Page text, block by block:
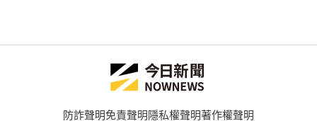
防詐聲明免責聲明隱私權聲明著作權聲明